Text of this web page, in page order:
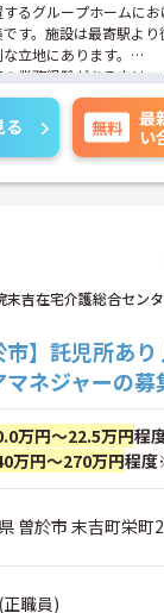
るグループホームにお
す。施設は最寄駅より
立地にあります。
業務経験がある方はこ
ご勤務いただける職場
ったサービスの提供を
ています。
接対策ポイントなど、
すのでお気軽にご相談
る 無料
最
い
吉在宅介護総合セン
市】託児所あ
ネジャーの募
万円～22.5万円程
万円～270万円程
曽於市 末吉町栄
職員)